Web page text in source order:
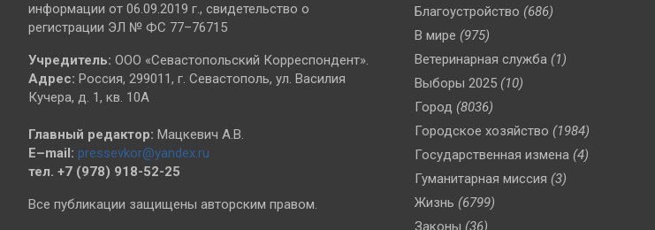
информации от 06.09.2019 г., свидетельство о
регистрации ЭЛ № ФС 77–76715
Учредитель: ООО «Севастопольский Корреспондент».
Адрес: Россия, 299011, г. Севастополь, ул. Василия
Кучера, д. 1, кв. 10А
Главный редактор: Мацкевич А.В.
E–mail: pressevkor@yandex.ru
тел. +7 (978) 918-52-25
Все публикации защищены авторским правом.
Благоустройство (686)
В мире (975)
Ветеринарная служба (1)
Выборы 2025 (10)
Город (8036)
Городское хозяйство (1984)
Государственная измена (4)
Гуманитарная миссия (3)
Жизнь (6799)
Законы (36)